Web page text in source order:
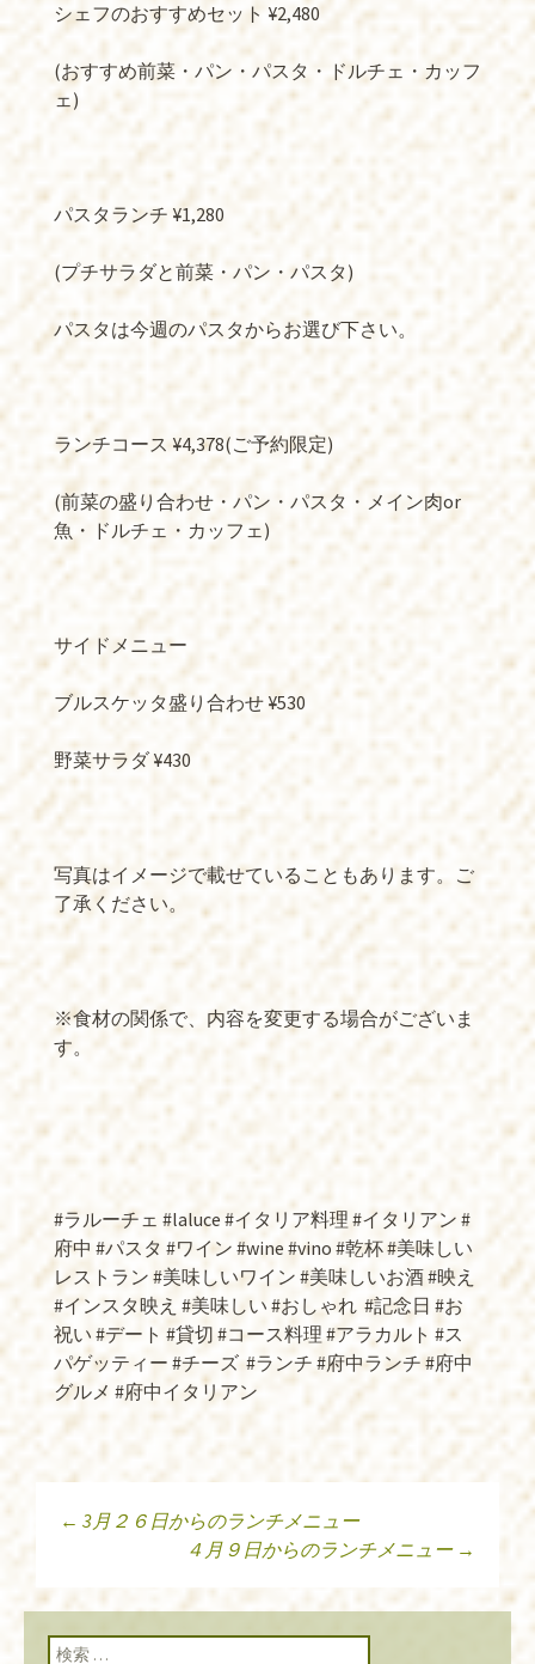
シェフのおすすめセット ¥2,480
(おすすめ前菜・パン・パスタ・ドルチェ・カッフ
ェ)
パスタランチ ¥1,280
(プチサラダと前菜・パン・パスタ)
パスタは今週のパスタからお選び下さい。
ランチコース ¥4,378(ご予約限定)
(前菜の盛り合わせ・パン・パスタ・メイン肉or
魚・ドルチェ・カッフェ)
サイドメニュー
ブルスケッタ盛り合わせ ¥530
野菜サラダ ¥430
写真はイメージで載せていることもあります。ご
了承ください。
※食材の関係で、内容を変更する場合がございま
す。
#ラルーチェ #laluce #イタリア料理 #イタリアン #
府中 #パスタ #ワイン #wine #vino #乾杯 #美味しい
レストラン #美味しいワイン #美味しいお酒 #映え
#インスタ映え #美味しい #おしゃれ #記念日 #お
祝い #デート #貸切 #コース料理 #アラカルト #ス
パゲッティー #チーズ #ランチ #府中ランチ #府中
グルメ #府中イタリアン
投稿ナビゲーショ
ン
← 3月２６日からのランチメニュー
４月９日からのランチメニュー →
検索: